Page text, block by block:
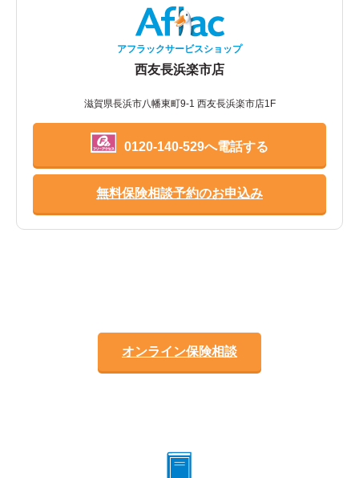
アフラックサービスショップ
西友長浜楽市店
滋賀県長浜市八幡東町9-1 西友長浜楽市店1F
0120-140-529へ電話する
無料保険相談予約のお申込み
オンライン保険相談